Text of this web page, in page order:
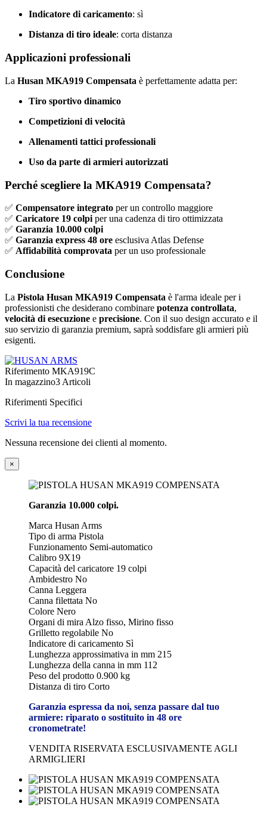
Indicatore di caricamento: sì
Distanza di tiro ideale: corta distanza
Applicazioni professionali
La Husan MKA919 Compensata è perfettamente adatta per:
Tiro sportivo dinamico
Competizioni di velocità
Allenamenti tattici professionali
Uso da parte di armieri autorizzati
Perché scegliere la MKA919 Compensata?
✅ Compensatore integrato per un controllo maggiore
✅ Caricatore 19 colpi per una cadenza di tiro ottimizzata
✅ Garanzia 10.000 colpi
✅ Garanzia express 48 ore esclusiva Atlas Defense
✅ Affidabilità comprovata per un uso professionale
Conclusione
La Pistola Husan MKA919 Compensata è l'arma ideale per i
professionisti che desiderano combinare potenza controllata,
velocità di esecuzione e precisione. Con il suo design accurato e il
suo servizio di garanzia premium, saprà soddisfare gli armieri più
esigenti.
Riferimento MKA919C
In magazzino3 Articoli
Riferimenti Specifici
Scrivi la tua recensione
Nessuna recensione dei clienti al momento.
×
Garanzia 10.000 colpi.
Marca Husan Arms
Tipo di arma Pistola
Funzionamento Semi-automatico
Calibro 9X19
Capacità del caricatore 19 colpi
Ambidestro No
Canna Leggera
Canna filettata No
Colore Nero
Organi di mira Alzo fisso, Mirino fisso
Grilletto regolabile No
Indicatore di caricamento Sì
Lunghezza approssimativa in mm 215
Lunghezza della canna in mm 112
Peso del prodotto 0.900 kg
Distanza di tiro Corto
Garanzia espressa da noi, senza passare dal tuo
armiere: riparato o sostituito in 48 ore
cronometrate!
VENDITA RISERVATA ESCLUSIVAMENTE AGLI
ARMIGLIERI